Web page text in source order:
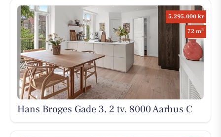
5.295.000 kr
72 m2
Hans Broges Gade 3, 2 tv, 8000 Aarhus C